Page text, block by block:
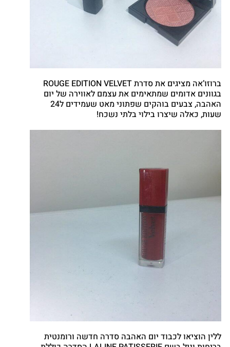
ברוזו’אה מציגים את סדרת ROUGE EDITION VELVET
בגוונים אדומים שמתאימים את עצמם לאווירה של יום
האהבה, צבעים בוהקים שפתוני מאט שעמידים ל24
שעות, כאלה שיצרו בילוי בלתי נשכח!
ללין הוציאו לכבוד יום האהבה סדרה חדשה ורומנטית